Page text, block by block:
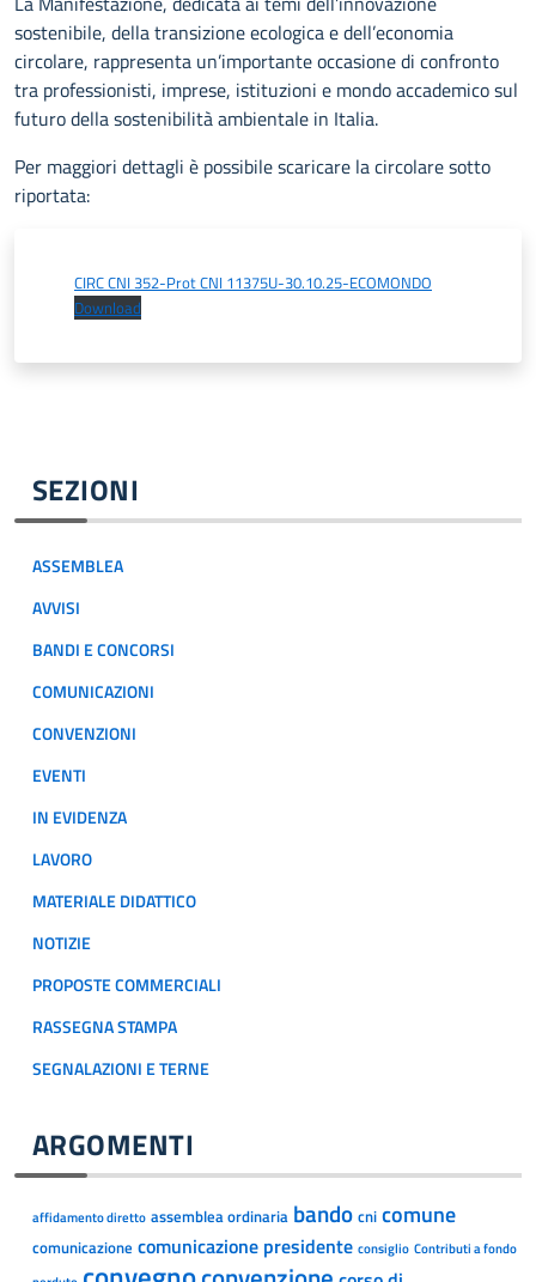
SEZIONI
ASSEMBLEA
AVVISI
BANDI E CONCORSI
COMUNICAZIONI
CONVENZIONI
EVENTI
IN EVIDENZA
LAVORO
MATERIALE DIDATTICO
NOTIZIE
PROPOSTE COMMERCIALI
RASSEGNA STAMPA
SEGNALAZIONI E TERNE
ARGOMENTI
affidamento diretto assemblea ordinaria bando cni comune
comunicazione comunicazione presidente consiglio Contributi a fondo
sostenibile, della transizione ecologica e dell’economia
circolare, rappresenta un’importante occasione di confronto
tra professionisti, imprese, istituzioni e mondo accademico sul
futuro della sostenibilità ambientale in Italia.
Per maggiori dettagli è possibile scaricare la circolare sotto
riportata:
CIRC CNI 352-Prot CNI 11375U-30.10.25-ECOMONDO
Download